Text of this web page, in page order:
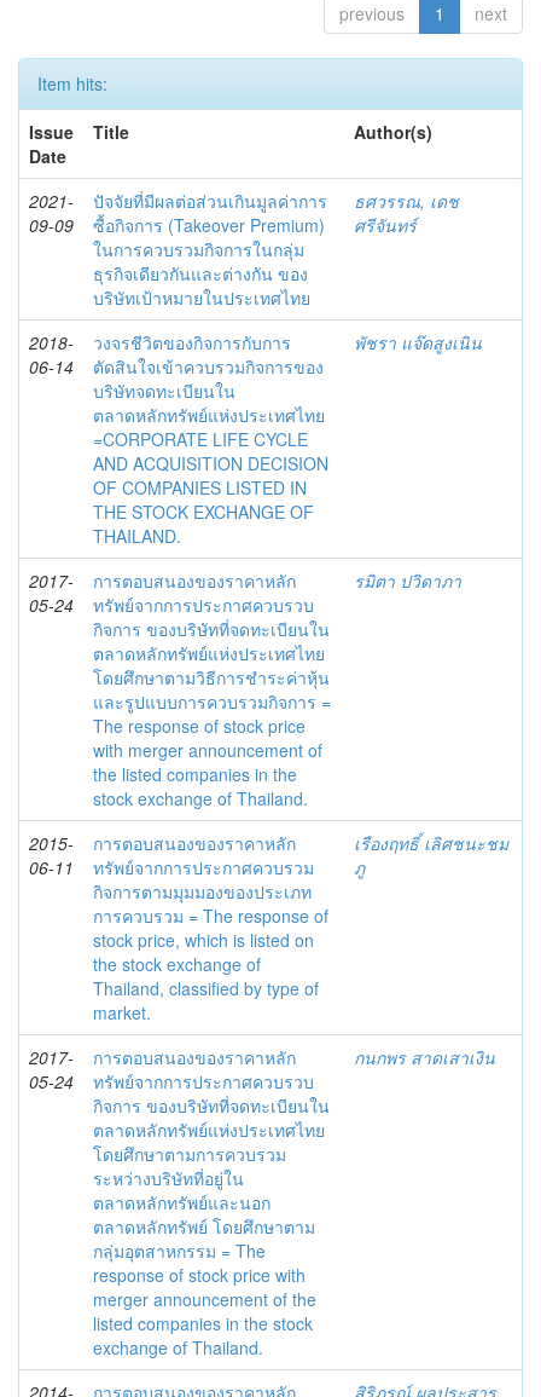
previous 1 next
Item hits:
Issue
Date
Title Author(s)
2021-
09-09
ปัจจัยที่มีผลต่อส่วนเกินมูลค่าการ
ซื้อกิจการ (Takeover Premium)
ในการควบรวมกิจการในกลุ่ม
ธุรกิจเดียวกันและต่างกัน ของ
บริษัทเป้าหมายในประเทศไทย
ธศวรรณ, เดช
ศรีจันทร์
2018-
06-14
วงจรชีวิตของกิจการกับการ
ตัดสินใจเข้าควบรวมกิจการของ
บริษัทจดทะเบียนใน
ตลาดหลักทรัพย์แห่งประเทศไทย
=CORPORATE LIFE CYCLE
AND ACQUISITION DECISION
OF COMPANIES LISTED IN
THE STOCK EXCHANGE OF
THAILAND.
พัชรา แจ๊ดสูงเนิน
2017-
05-24
การตอบสนองของราคาหลัก
ทรัพย์จากการประกาศควบรวบ
กิจการ ของบริษัทที่จดทะเบียนใน
ตลาดหลักทรัพย์แห่งประเทศไทย
โดยศึกษาตามวิธีการชำระค่าหุ้น
และรูปแบบการควบรวมกิจการ =
The response of stock price
with merger announcement of
the listed companies in the
stock exchange of Thailand.
รมิตา ปวิดาภา
2015-
06-11
การตอบสนองของราคาหลัก
ทรัพย์จากการประกาศควบรวม
กิจการตามมุมมองของประเภท
การควบรวม = The response of
stock price, which is listed on
the stock exchange of
Thailand, classified by type of
market.
เรืองฤทธิ์ เลิศชนะชม
ภู
2017-
05-24
การตอบสนองของราคาหลัก
ทรัพย์จากการประกาศควบรวบ
กิจการ ของบริษัทที่จดทะเบียนใน
ตลาดหลักทรัพย์แห่งประเทศไทย
โดยศึกษาตามการควบรวม
ระหว่างบริษัทที่อยู่ใน
ตลาดหลักทรัพย์และนอก
ตลาดหลักทรัพย์ โดยศึกษาตาม
กลุ่มอุตสาหกรรม = The
response of stock price with
merger announcement of the
listed companies in the stock
exchange of Thailand.
กนกพร สาดเสาเงิน
2014- การตอบสนองของราคาหลัก สิริภรณ์ ผลประสาร